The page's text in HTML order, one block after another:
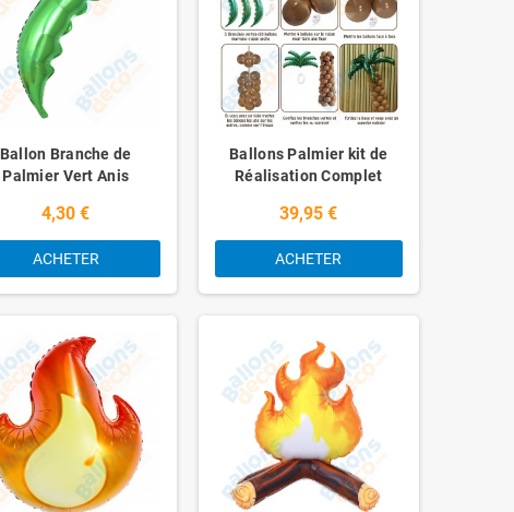
Ballon Branche de
Palmier Vert Anis
4,30 €
ACHETER
Ballons Palmier kit de
Réalisation Complet
39,95 €
ACHETER